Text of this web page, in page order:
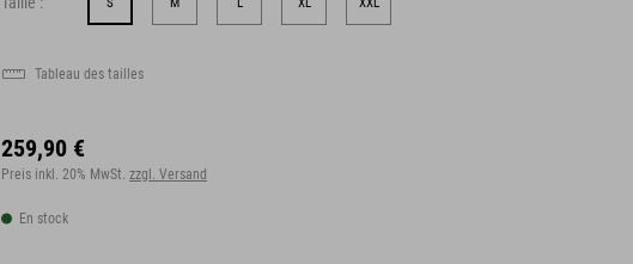
Tableau des tailles
259,90 €
Preis inkl. 20% MwSt. zzgl. Versand
En stock